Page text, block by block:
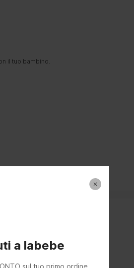
il tuo bambino.
a labebe
sul tuo primo ordine